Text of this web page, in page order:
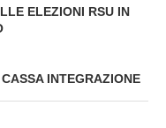
ELEZIONI RSU IN
INTEGRAZIONE